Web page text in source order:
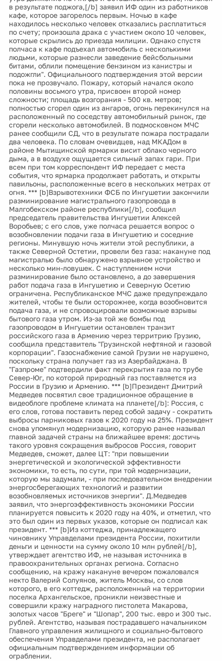
в результате поджога,[/b] заявил ИФ один из работников
кафе, которое загорелось первым. Ночью в кафе
находилось несколько человек отказались расплатиться
по счету; произошла драка с участием около 10 человек,
которые скрылись до приезда милиции. Однако спустя
полчаса к кафе подъехал автомобиль с несколькими
людьми, которые разнесли заведение бейсбольными
битами, облили помещение бензином из канистры и
подожгли". Официальноого подтверждения этой версии
пока не прозвучало. Пожару, который начался около
половины восьмого утра, присвоен второй номер
сложности; площадь возгорания - 500 кв. метров;
полностью сгорел один из ангаров, огонь перекинулся на
расположенный по соседству автомобильный рынок, где
сгорели несколько автомобилей. В подмосковном МЧС
ранее сообщили СД, что в результате пожара пострадали
два человека. По словам очевидцев, над МКАДом в
районе Мытищинской ярмарки висит облако черного
дыма, а в воздухе ощущается сильный запах гари. При
всем при том корреспондент ИФ передает с места
события, что ярмарка продолжает работать, и открыты
павильоны, расположенные всего в нескольких метрах от
огня. *** [b]Взрывотехники ФСБ по Ингушетии закончили
разминирование магистрального газопровода в
Малгобекском районе республики[/b], сообщил
председатель правительства Ингушетии Алексей
Воробьев; с его слов, уже полчаса решается вопрос о
возобновлении подачи газа в Ингушетию и соседние
регионы. Минувшую ночь жители этой республики, а
также Северной Остетии, провели без газа: накануне под
магистралью было обнаружено взрывное устройство и
несколько мин-ловушек. С наступлением ночи
разминирование было остановлено, а до завершения
работ подача газа в Ингушетию и Северную Осетию
ограничена. Республиканское МЧС даже предупреждало
жителей, чтобы те были осторожнее, когда возобновится
подача газа, и не спровоцировали возможные взрывы
бытового газа утром. Из-за той же бомбы под
газопроводом в Ингушетии остановлен транзит
российского газа в Армению через территрию Грузию,
сообщила представитель "Грузинской нефтяной и газовой
корпорации". Газоснабжение самой Грузии не нарушено,
поскольку страна получает газ из Азербайджана. В
"Газпроме" подтвердили факт перекрытия газа по трубе
Север-Юг, по которой природный газ поставляется из
России в Грузию и Армению. *** [b]Президент Дмитрий
Медведев посвятил свое традиционное обращение в
видеоблоге проблеме климата на планете[/b]: Россия, с
его слов, готова поставить перед собой задачу - сократить
выбросы парниковых газов к 2020 году на 25%. Президент
снова упомянул модернизацию, которую ранее называл
главной задачей страны на ближайшее время: достичь
такого уровня сокращения выбросов Россия, говорит
Медведев, сможет, далее ЦТ: "при повышении
энергетической и экологической эффективности
экономики, то есть, по сути, при той модернизации,
которую мы задумали, - при последовательном внедрении
энергосберегающих технологий и развитии
возобновляемых источников энергии". Д.Медведев
заявил, что энергоэффективность экономики России
планируется повысить к 2020 году на 40%, и отметил, что
это был один из первых указов, которые он подписал как
президент. *** [b]Из коттеджа, принадлежащего
чиновнику Управделами президента России, похитили
деньги и ценности на сумму около 10 млн рублей[/b],
утверждает агентство ИФ, не называя источника в
правоохранительных органах региона. Согласно
сообщению, на кражу накануне вечером пожаловался
некто Валерий Солуянов, житель Москвы, со слов
которого, в его коттедж, расположенный на территории
поселка Архангельское, проникли неизвестные и
совершили кражу наградного пистолета Макарова,
золотых часов "Бреге" и "Шопар", 200 тыс. евро и 300 тыс.
рублей. Агентство, называя пострадавшего начальником
Главного управления жилищного и социально-бытового
обеспечения Управделами президента, не располагает
официальным подтверждением информации об
ограблении.